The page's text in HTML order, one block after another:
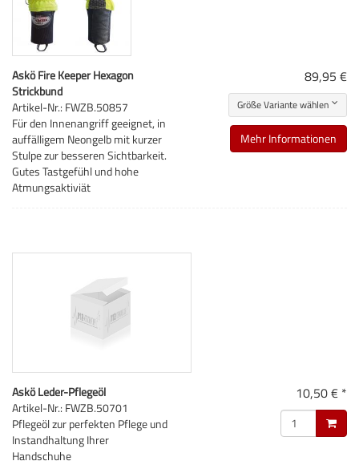
Askö Fire Keeper Hexagon
Strickbund
Artikel-Nr.: FWZB.50857
Für den Innenangriff geeignet, in
auffälligem Neongelb mit kurzer
Stulpe zur besseren Sichtbarkeit.
Gutes Tastgefühl und hohe
Atmungsaktiviät
89,95 €
Größe Variante wählen
Mehr Informationen
Askö Leder-Pflegeöl
Artikel-Nr.: FWZB.50701
Pflegeöl zur perfekten Pflege und
Instandhaltung Ihrer
Handschuhe
10,50 € *